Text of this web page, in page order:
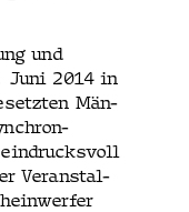
und
Juni 2014 in
Män­
Ver­anstal­